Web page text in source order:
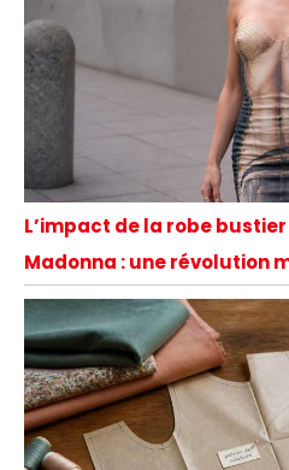
L’impact de la robe
Madonna : une révolution